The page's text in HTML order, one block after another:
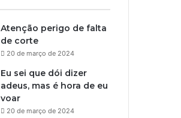
Atenção perigo de falta
de corte
20 de março de 2024
Eu sei que dói dizer
adeus, mas é hora de eu
voar
20 de março de 2024